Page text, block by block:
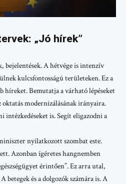
„Jó hírek”
bejelentések. A hétvége is intenzív
kulcsfontosságú területeken. Ez a
híreket. Bemutatja a várható lépéseket
oktatás modernizálásának irányaira.
intézkedéseket is. Segít eligazodni a
nyilatkozott szombat este.
Azonban ígéretes hangnemben
érintően”. Ez arra utal,
betegek és a dolgozók számára is. A